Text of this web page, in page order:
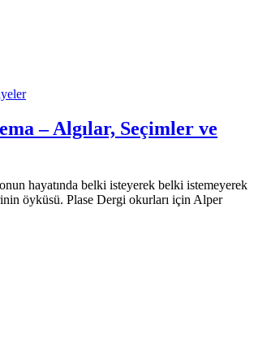
– Algılar, Seçimler ve
hayatında belki isteyerek belki istemeyerek
öyküsü. Plase Dergi okurları için Alper